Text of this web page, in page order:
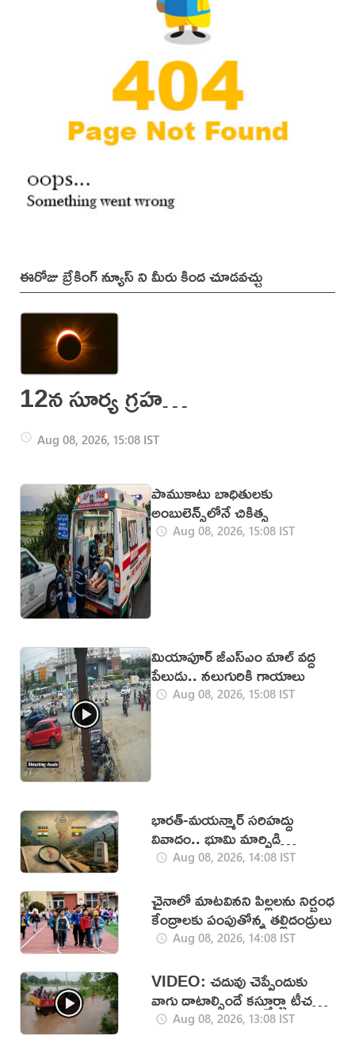
ఈరోజు బ్రేకింగ్ న్యూస్ ని మీరు కింద చూడవచ్చు
12న సూర్య గ్రహణం..
భారత్‌లో ప్రభావం
ఉంటుందా?
Aug 08, 2026, 15:08 IST
పాముకాటు బాధితులకు
అంబులెన్స్‌లోనే చికిత్స
Aug 08, 2026, 15:08 IST
మియాపూర్‌ జీఎస్‌ఎం మాల్‌ వద్ద
పేలుడు.. నలుగురికి గాయాలు
Aug 08, 2026, 15:08 IST
భారత్-మయన్మార్ సరిహద్దు
వివాదం.. భూమి మార్పిడి
ప్రతిపాదనలు
Aug 08, 2026, 14:08 IST
చైనాలో మాటవినని పిల్లలను నిర్బంధ
కేంద్రాలకు పంపుతోన్న తల్లిదండ్రులు
Aug 08, 2026, 14:08 IST
VIDEO: చదువు చెప్పేందుకు
వాగు దాటాల్సిందే కస్తూర్బా టీచర్ల
కష్టాలు!
Aug 08, 2026, 13:08 IST